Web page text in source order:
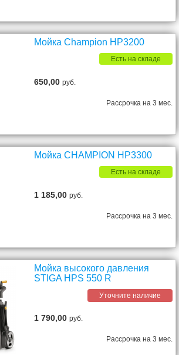
Мойка Champion HP3200
Есть на складе
650,00руб.
Рассрочка на 3 мес.
Мойка CHAMPION HP3300
Есть на складе
1 185,00руб.
Рассрочка на 3 мес.
Мойка высокого давления
STIGA HPS 550 R
Уточните наличие
1 790,00руб.
Рассрочка на 3 мес.